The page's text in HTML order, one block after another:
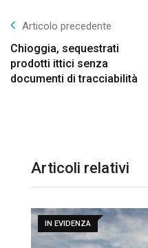
Articolo precedente
Chioggia, sequestrati
prodotti ittici senza
documenti di tracciabilità
Articoli relativi
IN EVIDENZA